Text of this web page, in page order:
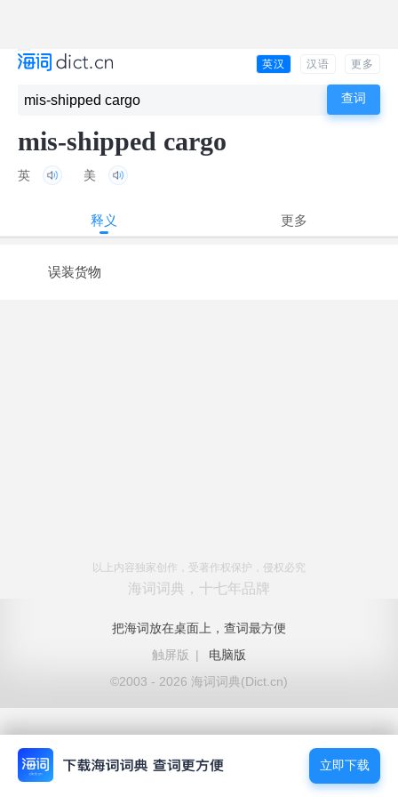
英汉 汉语 更多
mis-shipped cargo
英 美
释义 更多
误装货物
以上内容独家创作，受著作权保护，侵权必究
海词词典，十七年品牌
把海词放在桌面上，查词最方便
触屏版
|
电脑版
©2003 - 2026 海词词典(Dict.cn)
立即下载
立即下载